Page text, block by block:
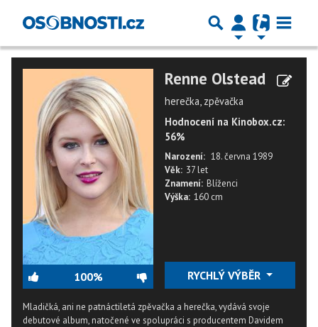
100%
Renne Olstead
herečka, zpěvačka
Hodnocení na Kinobox.cz:
56%
Narození: 18. června 1989
Věk: 37 let
Znamení: Blíženci
Výška: 160 cm
RYCHLÝ VÝBĚR
Mladičká, ani ne patnáctiletá zpěvačka a herečka, vydává svoje
debutové album, natočené ve spolupráci s producentem Davidem